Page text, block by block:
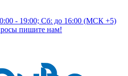
- 19:00; Сб: до 16:00 (МСК +5)
пишите нам!